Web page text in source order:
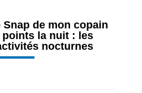
de mon copain
points la nuit : les
nocturnes